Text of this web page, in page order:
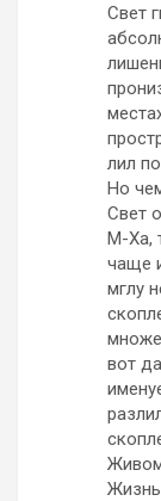
Свет
лил
Но
Свет
М-Ха,
чаще
мглу
вот